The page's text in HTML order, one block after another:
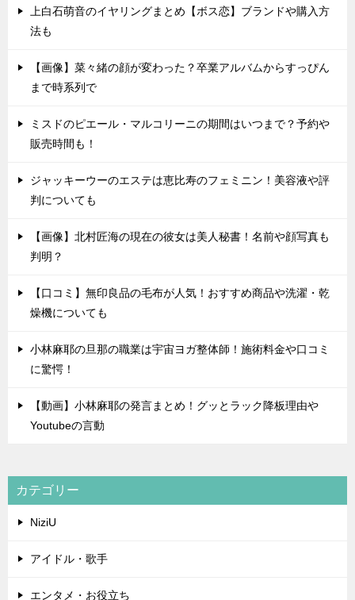
上白石萌音のイヤリングまとめ【ボス恋】ブランドや購入方
法も
【画像】菜々緒の顔が変わった？卒業アルバムからすっぴん
まで時系列で
ミスドのピエール・マルコリーニの期間はいつまで？予約や
販売時間も！
ジャッキーウーのエステは恵比寿のフェミニン！美容液や評
判についても
【画像】北村匠海の現在の彼女は美人秘書！名前や顔写真も
判明？
【口コミ】無印良品の毛布が人気！おすすめ商品や洗濯・乾
燥機についても
小林麻耶の旦那の職業は宇宙ヨガ整体師！施術料金や口コミ
に驚愕！
【動画】小林麻耶の発言まとめ！グッとラック降板理由や
Youtubeの言動
カテゴリー
NiziU
アイドル・歌手
エンタメ・お役立ち